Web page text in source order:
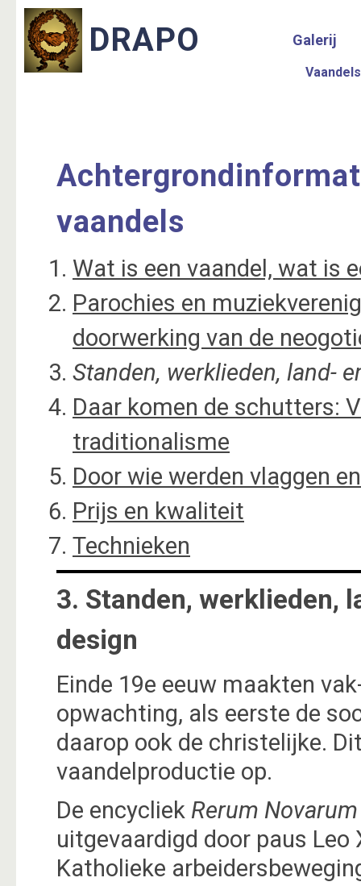
Galerij
vaandels
Wat is een vaandel, wat is
Parochies en
doorwerking van de
Standen, werklieden, land-
Daar komen de schutters:
traditionalisme
Door wie werden vlaggen
Prijs en kwaliteit
Technieken
3. Standen, werklieden,
design
Einde 19e eeuw maakten
opwachting, als eerste de
daarop ook de christelijke.
vaandelproductie op.
De encycliek Rerum Novarum
uitgevaardigd door paus Leo
Katholieke